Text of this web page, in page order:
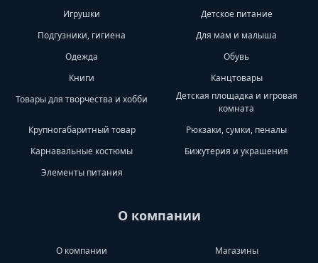
Игрушки
Детское питание
Подгузники, гигиена
Для мам и малыша
Одежда
Обувь
Книги
Канцтовары
Товары для творчества и хобби
Детская площадка и игровая
комната
Крупногабаритный товар
Рюкзаки, сумки, пеналы
Карнавальные костюмы
Бижутерия и украшения
Элементы питания
О компании
О компании
Магазины